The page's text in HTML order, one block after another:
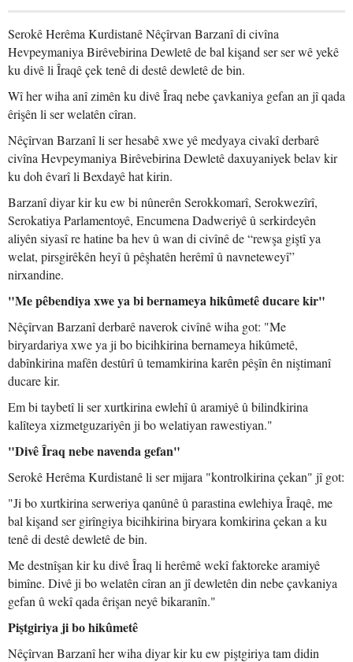
Serokê Herêma Kurdistanê Nêçîrvan Barzanî di civîna
Hevpeymaniya Birêvebirina Dewletê de bal kişand ser ser wê yekê
ku divê li Îraqê çek tenê di destê dewletê de bin.
Wî her wiha anî zimên ku divê Îraq nebe çavkaniya gefan an jî qada
êrişên li ser welatên cîran.
Nêçîrvan Barzanî li ser hesabê xwe yê medyaya civakî derbarê
civîna Hevpeymaniya Birêvebirina Dewletê daxuyaniyek belav kir
ku doh êvarî li Bexdayê hat kirin.
Barzanî diyar kir ku ew bi nûnerên Serokkomarî, Serokwezîrî,
Serokatiya Parlamentoyê, Encumena Dadweriyê û serkirdeyên
aliyên siyasî re hatine ba hev û wan di civînê de “rewşa giştî ya
welat, pirsgirêkên heyî û pêşhatên herêmî û navneteweyî”
nirxandine.
"Me pêbendiya xwe ya bi bernameya hikûmetê ducare kir"
Nêçîrvan Barzanî derbarê naverok civînê wiha got: "Me
biryardariya xwe ya ji bo bicihkirina bernameya hikûmetê,
dabînkirina mafên destûrî û temamkirina karên pêşîn ên niştimanî
ducare kir.
Em bi taybetî li ser xurtkirina ewlehî û aramiyê û bilindkirina
kalîteya xizmetguzariyên ji bo welatiyan rawestiyan."
"Divê Îraq nebe navenda gefan"
Serokê Herêma Kurdistanê li ser mijara "kontrolkirina çekan" jî got:
"Ji bo xurtkirina serweriya qanûnê û parastina ewlehiya Îraqê, me
bal kişand ser girîngiya bicihkirina biryara komkirina çekan a ku
tenê di destê dewletê de bin.
Me destnîşan kir ku divê Îraq li herêmê wekî faktoreke aramiyê
bimîne. Divê ji bo welatên cîran an jî dewletên din nebe çavkaniya
gefan û wekî qada êrişan neyê bikaranîn."
Piştgiriya ji bo hikûmetê
Nêçîrvan Barzanî her wiha diyar kir ku ew piştgiriya tam didin